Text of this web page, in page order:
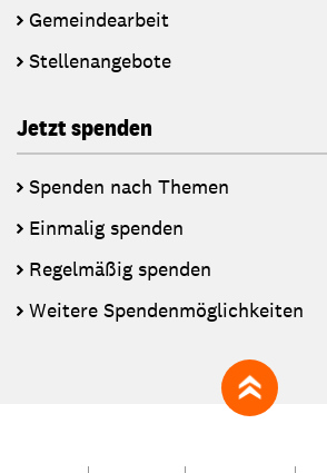
Gemeindearbeit
Stellenangebote
Jetzt spenden
Spenden nach Themen
Einmalig spenden
Regelmäßig spenden
Weitere Spendenmöglichkeiten
zum